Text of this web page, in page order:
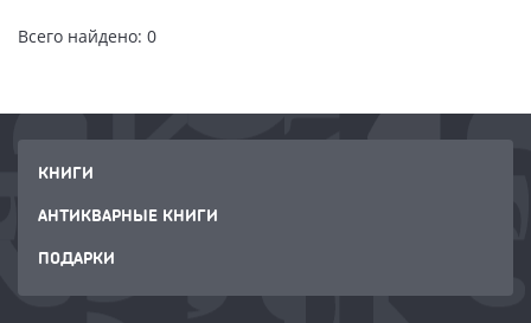
Всего найдено: 0
КНИГИ
АНТИКВАРНЫЕ КНИГИ
ПОДАРКИ